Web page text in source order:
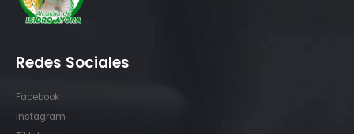
Redes Sociales
Facebook
Instagram